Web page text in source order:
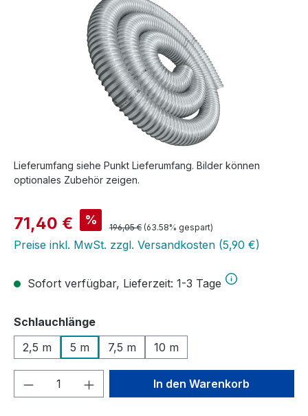
Lieferumfang siehe Punkt Lieferumfang. Bilder können
optionales Zubehör zeigen.
Verkaufspreis:
71,40 € % Regulärer Preis:
196,05 € (63.58% gespart)
Preise inkl. MwSt. zzgl. Versandkosten (5,90 €)
Sofort verfügbar, Lieferzeit: 1-3 Tage
Schlauchlängeauswählen
2,5 m
5 m 7,5 m 10 m
Produkt Anzahl: Gib denIn den Warenkorb